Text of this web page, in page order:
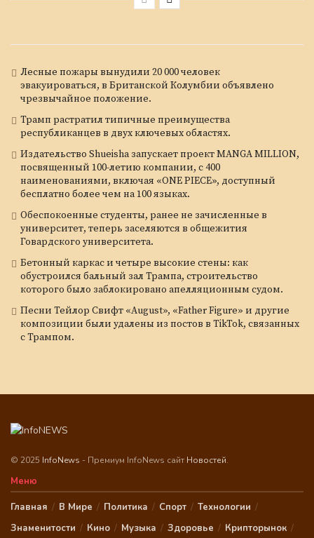
Лесные пожары вынудили 20 000 человек
эвакуироваться, в Британской Колумбии объявлено
чрезвычайное положение.
Трамп растратил типичные преимущества
республиканцев в двух ключевых областях.
Издательство Shueisha запускает проект MANGA MILLION,
посвященный 100-летию компании, с 400
наименованиями, включая «ONE PIECE», доступный
бесплатно более чем на 100 языках.
Обеспокоенные студенты, ранее не зачисленные в
университет, теперь заселяются в общежития
Говардского университета.
Бетонный каркас и четыре высокие стены: как
обустроился бальный зал Трампа, строительство
которого было заблокировано апелляционным судом.
Песни Тейлор Свифт «August», «Father Figure» и другие
композиции были удалены из постов в TikTok, связанных
с Трампом.
© 2025 InfoNews - Премиум InfoNews сайт Новостей.
Меню
Главная В Мире Политика Спорт
Технологии
Знаменитости
Кино Музыка Здоровье Крипторынок